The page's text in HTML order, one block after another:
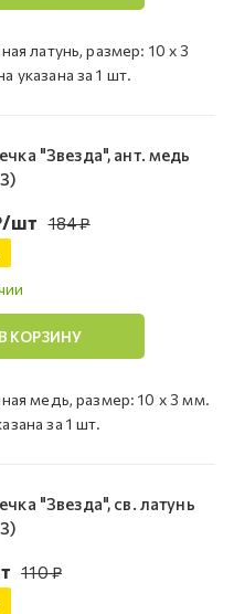
латунь, размер: 10 х 3
указана за 1 шт.
"Звезда", ант. медь
/шт 184₽
В КОРЗИНУ
медь, размер: 10 х 3 мм.
за 1 шт.
"Звезда", св. латунь
110₽